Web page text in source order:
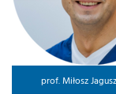
prof. Miłosz